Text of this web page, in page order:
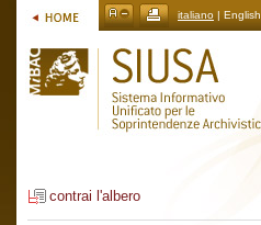
italiano | English
contrai l'albero